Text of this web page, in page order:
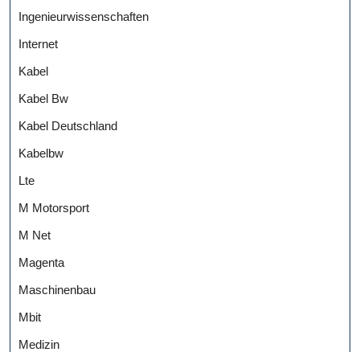
Ingenieurwissenschaften
Internet
Kabel
Kabel Bw
Kabel Deutschland
Kabelbw
Lte
M Motorsport
M Net
Magenta
Maschinenbau
Mbit
Medizin